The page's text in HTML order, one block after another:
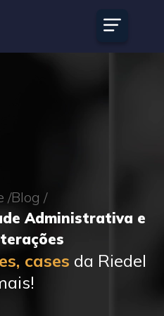
/Blog /
Administrativa e
cases da Riedel